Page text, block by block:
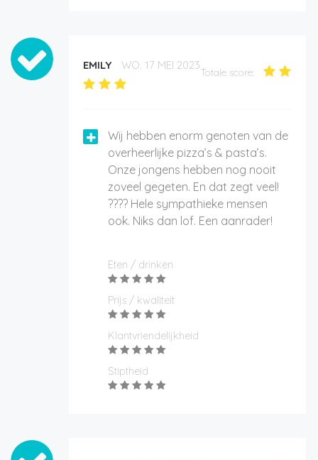
EMILY WO. 17 MEI 2023
Totale score:
Wij hebben enorm genoten van de
overheerlijke pizza’s & pasta’s.
Onze jongens hebben nog nooit
zoveel gegeten. En dat zegt veel!
???? Hele sympathieke mensen
ook. Niks dan lof. Een aanrader!
Eten / drinken
Prijs / kwaliteit
Klantvriendelijkheid
Stiptheid